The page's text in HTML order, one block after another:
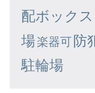
配ボックス
場楽器可防
駐輪場